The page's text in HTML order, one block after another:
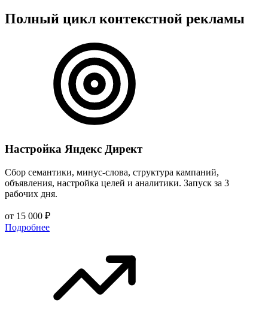
Полный цикл контекстной рекламы
Настройка Яндекс Директ
Сбор семантики, минус-слова, структура кампаний,
объявления, настройка целей и аналитики. Запуск за 3
рабочих дня.
от 15 000 ₽
Подробнее